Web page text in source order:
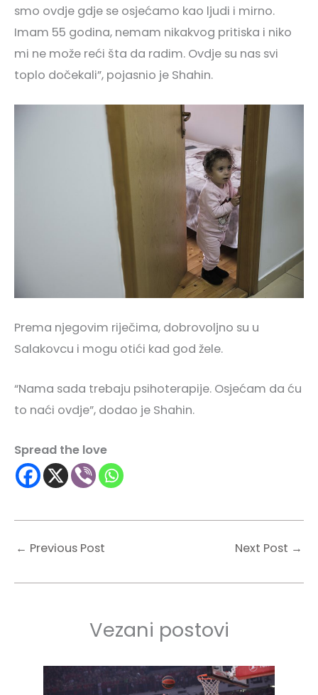
smo ovdje gdje se osjećamo kao ljudi i mirno.
Imam 55 godina, nemam nikakvog pritiska i niko
mi ne može reći šta da radim. Ovdje su nas svi
toplo dočekali”, pojasnio je Shahin.
Prema njegovim riječima, dobrovoljno su u
Salakovcu i mogu otići kad god žele.
“Nama sada trebaju psihoterapije. Osjećam da ću
to naći ovdje”, dodao je Shahin.
Spread the love
← Previous Post Next Post →
Vezani postovi